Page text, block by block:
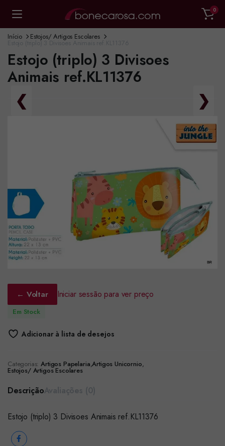
0
Início Estojos/ Artigos Escolares
Estojo (triplo) 3 Divisoes Animais ref.KL11376
Estojo (triplo) 3 Divisoes
Animais ref.KL11376
❮ ❯
← Voltar Iniciar sessão para ver preço
Em Stock
Adicionar à lista de desejos
Categorias: Artigos Papelaria,Artigos Unicornio,
Estojos/ Artigos Escolares
Descrição
Estojo (triplo) 3 Divisoes Animais ref.KL11376